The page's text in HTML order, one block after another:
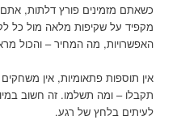
כשאתם מזמינים פורץ דלתות, אתם
מקפיד על שקיפות מלאה מול כל
האפשרויות, מה המחיר – והכול
אין תוספות פתאומיות, אין
תקבלו – ומה תשלמו. זה חשוב
לעיתים בלחץ של רגע.